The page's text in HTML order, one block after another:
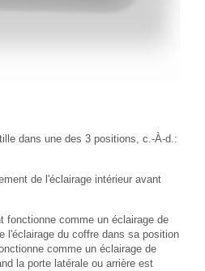
dans une des 3 positions, c.-À-d.:
de l'éclairage intérieur avant
fonctionne comme un éclairage de
l'éclairage du coffre dans sa position
comme un éclairage de
la porte latérale ou arrière est